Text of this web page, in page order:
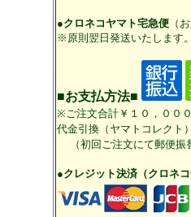
●クロネコヤマト宅急便（
※原則翌日発送いたします
■お支払方法■
※ご注文合計￥１０，００
代金引換（ヤマトコレクト
（初回ご注文にて郵便
●クレジット決済（クロネコ